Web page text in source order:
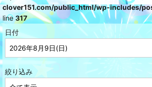
clover151.com/public_html/wp-includes/
line 317
日付
絞り込み